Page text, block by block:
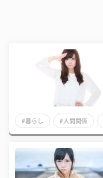
#暮らし #人間関係